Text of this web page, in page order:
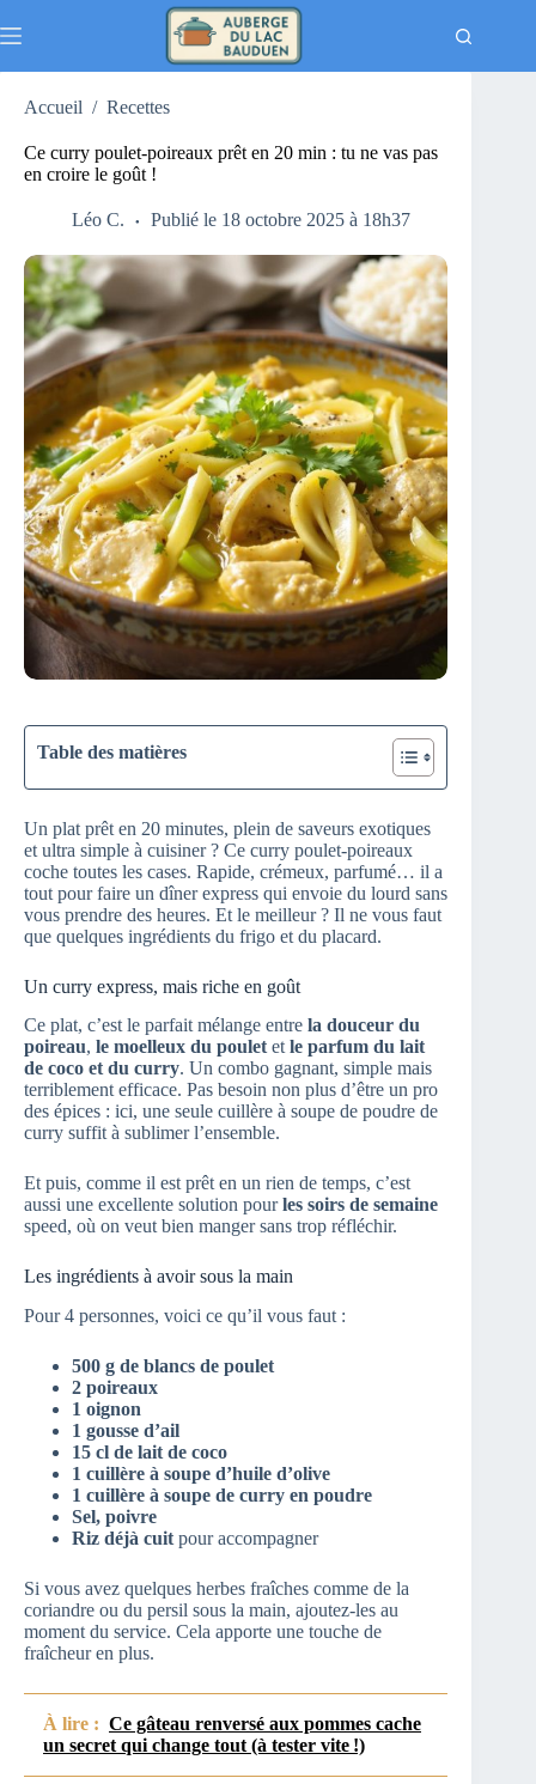
au
Accueil / Recettes
Ce curry poulet-poireaux prêt en 20 min : tu ne vas pas
en croire le goût !
Léo C. Publié le 18 octobre 2025 à 18h37
Table des matières
Un plat prêt en 20 minutes, plein de saveurs exotiques
et ultra simple à cuisiner ? Ce curry poulet-poireaux
coche toutes les cases. Rapide, crémeux, parfumé… il a
tout pour faire un dîner express qui envoie du lourd sans
vous prendre des heures. Et le meilleur ? Il ne vous faut
que quelques ingrédients du frigo et du placard.
Un curry express, mais riche en goût
Ce plat, c’est le parfait mélange entre la douceur du
poireau, le moelleux du poulet et le parfum du lait
de coco et du curry. Un combo gagnant, simple mais
terriblement efficace. Pas besoin non plus d’être un pro
des épices : ici, une seule cuillère à soupe de poudre de
curry suffit à sublimer l’ensemble.
Et puis, comme il est prêt en un rien de temps, c’est
aussi une excellente solution pourles soirs de semaine
speed, où on veut bien manger sans trop réfléchir.
Les ingrédients à avoir sous la main
Pour 4 personnes, voici ce qu’il vous faut :
500 g de blancs de poulet
2 poireaux
1 oignon
1 gousse d’ail
15 cl de lait de coco
1 cuillère à soupe d’huile d’olive
1 cuillère à soupe de curry en poudre
Sel, poivre
Riz déjà cuit pour accompagner
Si vous avez quelques herbes fraîches comme de la
coriandre ou du persil sous la main, ajoutez-les au
moment du service. Cela apporte une touche de
fraîcheur en plus.
À lire : Ce gâteau renversé aux pommes cache
un secret qui change tout (à tester vite !)